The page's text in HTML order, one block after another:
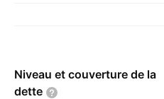
Niveau et couverture de la
dette